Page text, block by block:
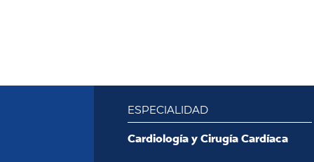
ESPECIALIDAD
Cardiología y Cirugía Cardíaca